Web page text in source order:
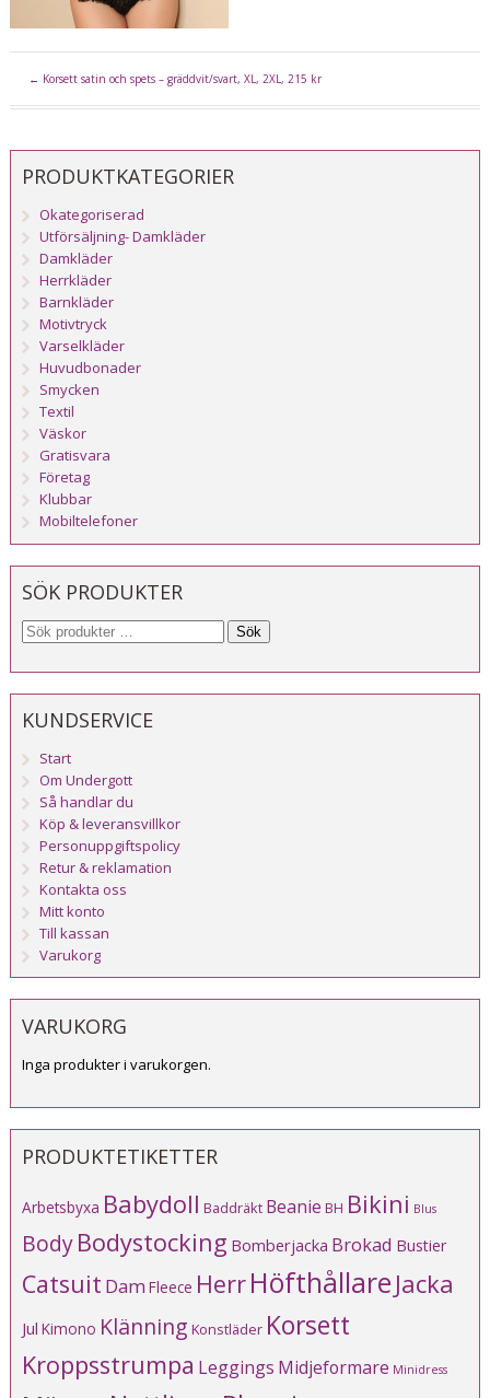
← Korsett satin och spets – gräddvit/svart, XL, 2XL, 215 kr
PRODUKTKATEGORIER
Okategoriserad
Utförsäljning- Damkläder
Damkläder
Herrkläder
Barnkläder
Motivtryck
Varselkläder
Huvudbonader
Smycken
Textil
Väskor
Gratisvara
Företag
Klubbar
Mobiltelefoner
SÖK PRODUKTER
Sök
KUNDSERVICE
Start
Om Undergott
Så handlar du
Köp & leveransvillkor
Personuppgiftspolicy
Retur & reklamation
Kontakta oss
Mitt konto
Till kassan
Varukorg
VARUKORG
Inga produkter i varukorgen.
PRODUKTETIKETTER
Arbetsbyxa Babydoll Baddräkt Beanie BH Bikini Blus
BodyBodystocking Bomberjacka Brokad Bustier
Catsuit Dam Fleece HerrHöfthållare Jacka
Jul Kimono Klänning Konstläder Korsett
Kroppsstrumpa Leggings Midjeformare Minidress